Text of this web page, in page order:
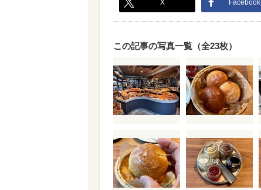
X Facebook
この記事の写真一覧（全23枚）